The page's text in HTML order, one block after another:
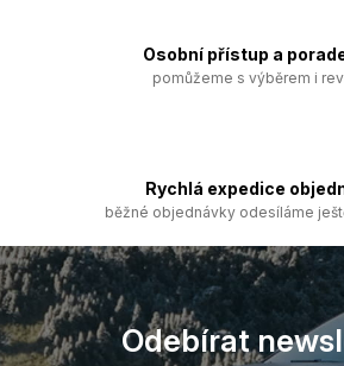
ý
p
Osobní přístup a
pomůžeme s výběrem i
Rychlá expedice
běžné objednávky odesíláme
Z
á
p
a
Odebírat